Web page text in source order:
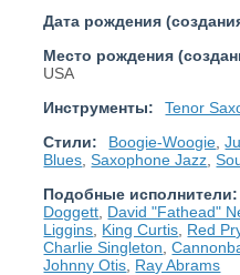
Дата рождения
Место рождения
USA
Инструменты:
Tenor
Стили:
Boogie-Woogie ,
Blues ,Saxophone Jazz ,
Подобные исполнители:
Doggett David "Fathead"
Liggins King Curtis Red
Charlie Singleton ,
Johnny Otis Ray Abrams